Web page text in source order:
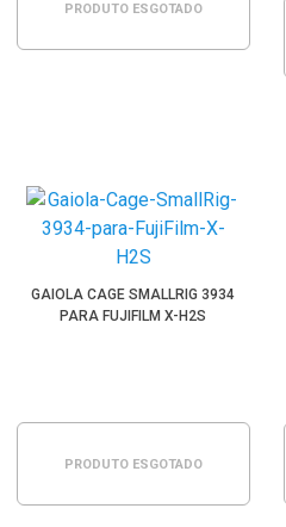
PRODUTO ESGOTADO
GAIOLA CAGE SMALLRIG 3934
PARA FUJIFILM X-H2S
PRODUTO ESGOTADO